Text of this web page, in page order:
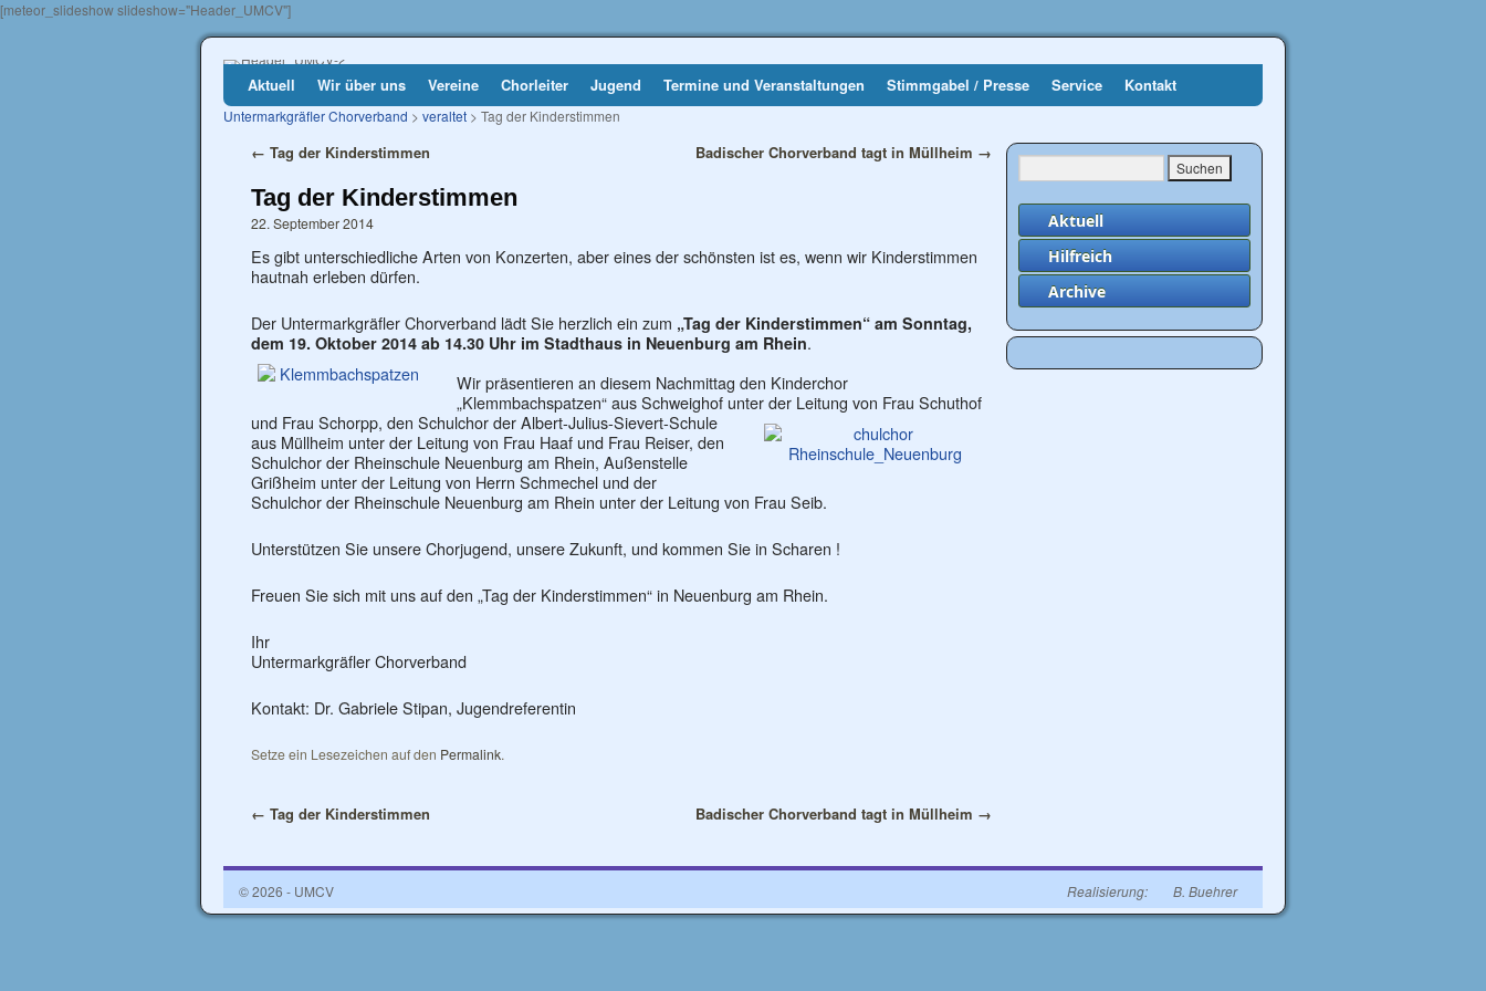
[meteor_slideshow slideshow="Header_UMCV"]
Aktuell Wir über uns Vereine Chorleiter Jugend Termine und Veranstaltungen Stimmgabel / Presse Service Kontakt
Untermarkgräfler Chorverband > veraltet > Tag der Kinderstimmen
← Tag der Kinderstimmen Badischer Chorverband tagt in Müllheim →
Tag der Kinderstimmen
22. September 2014
Es gibt unterschiedliche Arten von Konzerten, aber eines der schönsten ist es, wenn wir Kinderstimmen
hautnah erleben dürfen.
Der Untermarkgräfler Chorverband lädt Sie herzlich ein zum „Tag der Kinderstimmen“ am Sonntag,
dem 19. Oktober 2014 ab 14.30 Uhr im Stadthaus in Neuenburg am Rhein.
Wir präsentieren an diesem Nachmittag den Kinderchor
„Klemmbachspatzen“ aus Schweighof unter der Leitung von Frau Schuthof
und Frau Schorpp, den Schulchorder Albert-Julius-Sievert-Schule
aus Müllheim unter der Leitung von Frau Haaf und Frau Reiser, den
Schulchor der Rheinschule Neuenburg am Rhein, Außenstelle
Grißheim unter der Leitung von Herrn Schmechel und der
Schulchor der Rheinschule Neuenburg am Rhein unter der Leitung von Frau Seib.
Unterstützen Sie unsere Chorjugend, unsere Zukunft, und kommen Sie in Scharen !
Freuen Sie sich mit uns auf den „Tag der Kinderstimmen“ in Neuenburg am Rhein.
Ihr
Untermarkgräfler Chorverband
Kontakt: Dr. Gabriele Stipan, Jugendreferentin
Setze ein Lesezeichen auf den Permalink.
← Tag der Kinderstimmen Badischer Chorverband tagt in Müllheim →
Aktuell
Hilfreich
Archive
© 2026 - UMCV Realisierung: B. Buehrer